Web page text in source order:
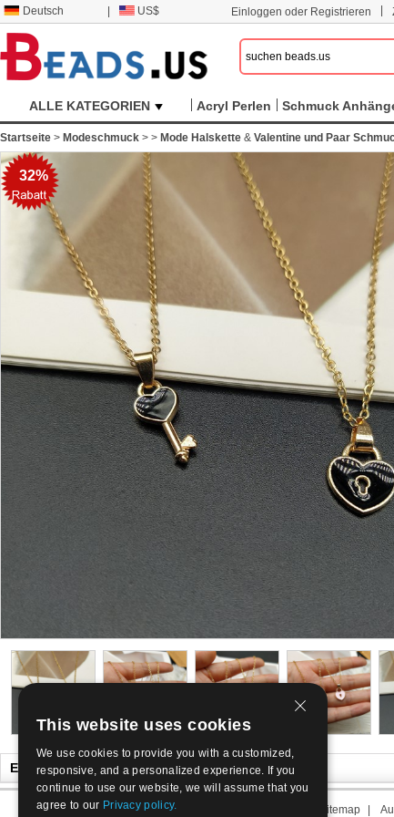
Deutsch US$ Einloggen oder Registrieren
ALLE KATEGORIEN Acryl Perlen Schmuck
Startseite > Modeschmuck > > Mode Halskette & Valentine und Paar
32%
Es könnte Ihnen auch gefallen
Über uns Sitemap
This website uses cookies
We use cookies to provide you with a customized,
responsive, and a personalized experience. If you
continue to use our website, we will assume that you
agree to our Privacy policy.